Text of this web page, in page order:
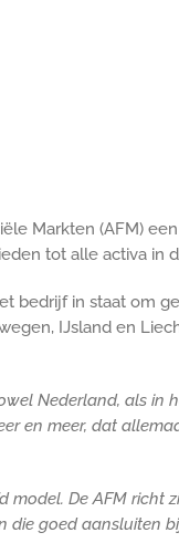
Markten (AFM)
tot alle activa in
bedrijf in staat om
IJsland en
Nederland, als in
en meer, dat
De AFM richt
die goed aansluiten